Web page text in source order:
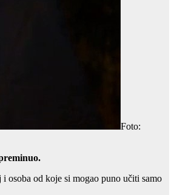
Foto:
osoba od koje si mogao puno učiti samo